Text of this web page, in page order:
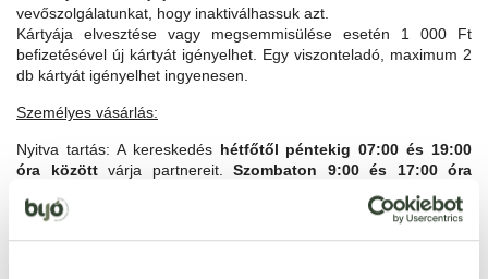
vevőszolgálatunkat, hogy inaktiválhassuk azt.
Kártyája elvesztése vagy megsemmisülése esetén 1 000 Ft
befizetésével új kártyát igényelhet. Egy viszonteladó, maximum 2
db kártyát igényelhet ingyenesen.
Személyes vásárlás:
Nyitva tartás: A kereskedés hétfőtől péntekig 07:00 és 19:00
óra közöttvárja partnereit. Szombaton 9:00 és 17:00 óra
Fizetés: